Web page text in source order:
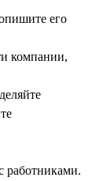
его
компании,
работниками.